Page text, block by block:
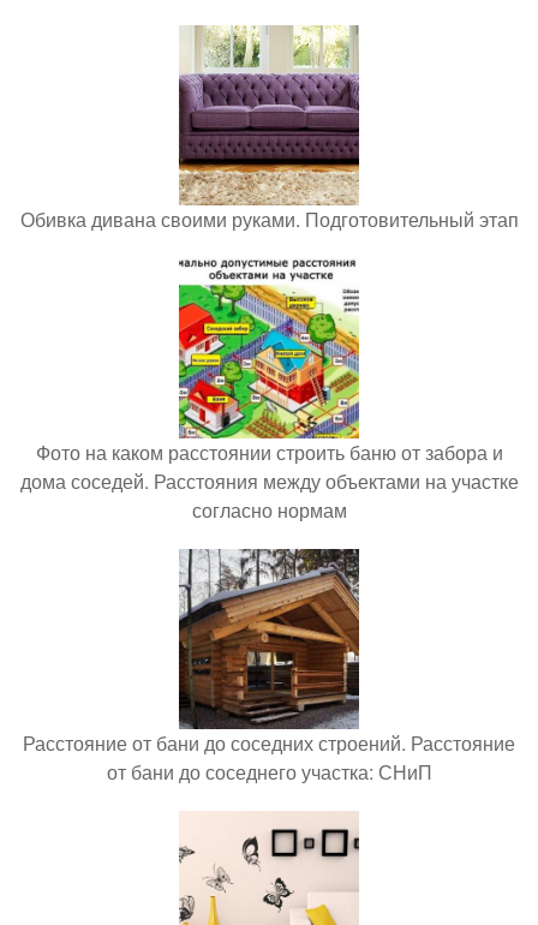
Обивка дивана своими руками. Подготовительный этап
Фото на каком расстоянии строить баню от забора и
дома соседей. Расстояния между объектами на участке
согласно нормам
Расстояние от бани до соседних строений. Расстояние
от бани до соседнего участка: СНиП